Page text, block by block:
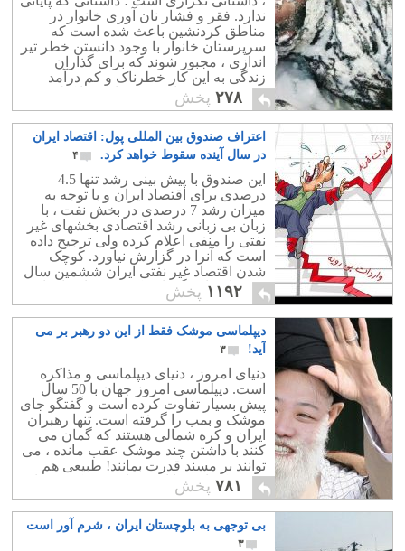
ندارد. فقر و فشار نان آوری خانوار در
مناطق کردنشین باعث شده است که
سرپرستان خانوار با وجود دانستن خطر تیر
اندازی ، مجبور شوند که برای گذاران
زندگی به این کار خطرناک و کم درآمد
دست بزنند. برداشتن یک بار دهها کیلویی در
کوه و کمر ، در باران و برف یک سوی
داستان است و تیر اندازی نیروهای مرزبان
سوی دیگر این داستان غم انگیز است. سال
95 یکی از سخت ترین سالها برای کردهای
مبارزه با داعش این هموطنان بی آزار و
فقیر را یک به یک کُشت تا بیش از 70
هموطن ما در سکوت خبری تنها در یک
سال کشته شوند.
۲۷۸ پخش
اعتراف صندوق بین المللی پول: اقتصاد ایران
در سال آینده سقوط خواهد کرد.
۴
این صندوق با پیش بینی رشد تنها 4.5
درصدی برای اقتصاد ایران و با توجه به
میزان رشد 7 درصدی در بخش نفت ، با
زبان بی زبانی رشد اقتصادی بخشهای غیر
نفتی را منفی اعلام کرده ولی ترجیح داده
است که آنرا در گزارش نیاورد. کوچک
شدن اقتصاد غیر نفتی ایران ششمین سال
خود را خواهد گذرانید که به معنایی افزایش
بیکاری و فقر در اثر تعطیلی کارخانه ها و
کارگاههای بیشتر است.از سوی دیگر خود
دولت و همچنین دستگاههای بیمه هم
ورشکسته هستند و این کلاف سر در گم از
تعداد زیادی بنگاه دولتی و مافیایی
ورشکسته تشکیل شده است که سران دزد
و ثروتمندش حاضر به پاسخگویی هم
نیستند.
۱۱۹۲ پخش
دیپلماسی موشک فقط از این دو رهبر بر می
آید!
۳
دنیای امروز ، دنیای دیپلماسی و مذاکره
است. دیپلماسی امروز جهان با 50 سال
پیش بسیار تفاوت کرده است و گفتگو جای
موشک و بمب را گرفته است. تنها رهبران
ایران و کره شمالی هستند که گمان می
کنند با داشتن چند موشک عقب مانده ، می
توانند بر مسند قدرت بمانند! طبیعی هم
هست که امریکا این حماقت دو کشور را
بی پاسخ نخواهد گذاشت!
۷۸۱ پخش
بی توجهی به بلوچستان ایران ، شرم آور است
۳